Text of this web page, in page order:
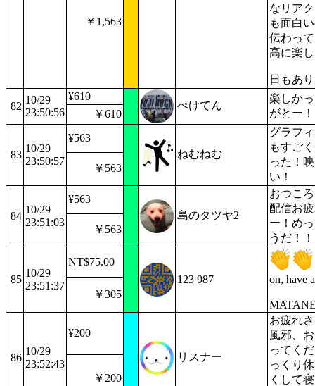
なリア
も面白
伝わっ
高に楽
日もあ
￥1,563
82
10/29
23:50:56
¥610
ぺけてん
楽しか
がとー！
￥610
83
10/29
23:50:57
¥563
ねむねむ
グラフ
もすご
った！
い！
￥563
84
10/29
23:51:03
¥563
島のタツヤ2
おつこ
配信お
ー！め
うだ！！
￥563
85
10/29
23:51:37
NT$75.00
123 987
on, have
￥305
86
10/29
23:52:43
¥200
リスナー
お疲れ
風邪、
ってく
っくり
くして
￥200